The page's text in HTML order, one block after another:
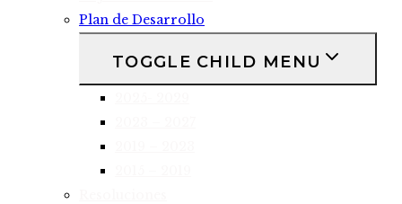
Plan de Desarrollo
TOGGLE CHILD MENU